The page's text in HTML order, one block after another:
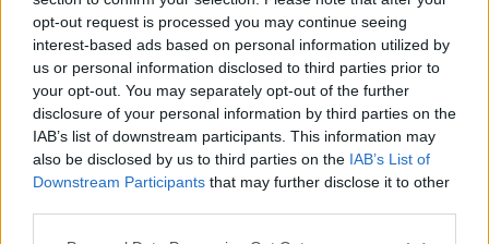
opt-out request is processed you may continue seeing
interest-based ads based on personal information utilized by
us or personal information disclosed to third parties prior to
your opt-out. You may separately opt-out of the further
disclosure of your personal information by third parties on the
IAB’s list of downstream participants. This information may
also be disclosed by us to third parties on the IAB’s List of
Downstream Participants that may further disclose it to other
Photo 5/10